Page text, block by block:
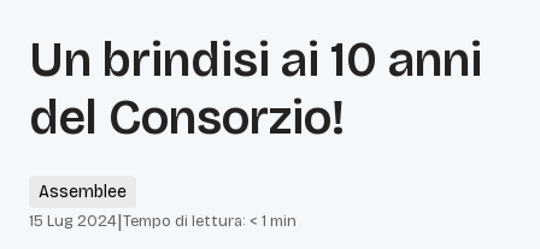
Un brindisi ai 10 anni
del Consorzio!
Assemblee
15 Lug 2024|Tempo di lettura: < 1 min